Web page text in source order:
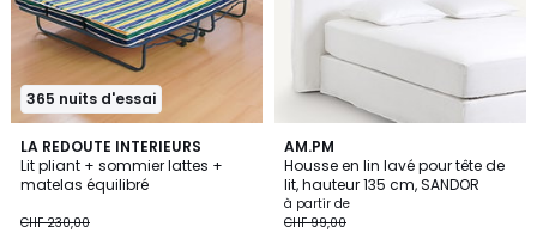
365 nuits d'essai
LA REDOUTE INTERIEURS
Lit pliant + sommier lattes +
matelas équilibré
CHF 230,00
4,2
/ 5
AM.PM
Housse en lin lavé pour tête de
lit, hauteur 135 cm, SANDOR
à partir de
CHF 99,00
4,6
/ 5
3
Couleurs